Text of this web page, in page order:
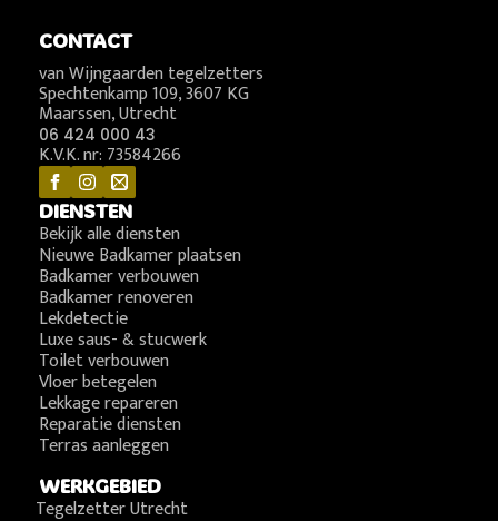
CONTACT
van Wijngaarden tegelzetters
Spechtenkamp 109, 3607 KG
Maarssen, Utrecht
06 424 000 43
K.V.K. nr: 73584266
DIENSTEN
Bekijk alle diensten
Nieuwe Badkamer plaatsen
Badkamer verbouwen
Badkamer renoveren
Lekdetectie
Luxe saus- & stucwerk
Toilet verbouwen
Vloer betegelen
Lekkage repareren
Reparatie diensten
Terras aanleggen
WERKGEBIED
Tegelzetter Utrecht